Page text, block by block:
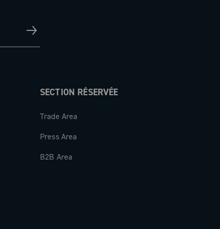
SECTION RÉSERVÉE
Trade Area
Press Area
B2B Area